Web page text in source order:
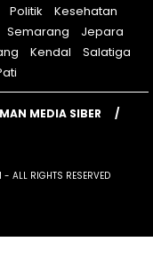
Politik
Kesehatan
Semarang
Jepara
Kendal
Salatiga
MEDIA SIBER
ALL RIGHTS RESERVED